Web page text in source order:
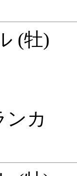
(牡)
ンカ